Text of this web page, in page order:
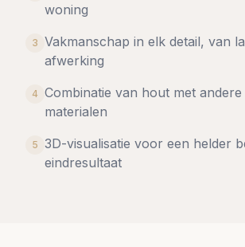
woning
3 Vakmanschap in elk detail, van
afwerking
4 Combinatie van hout met
materialen
5 3D-visualisatie voor een helder
eindresultaat